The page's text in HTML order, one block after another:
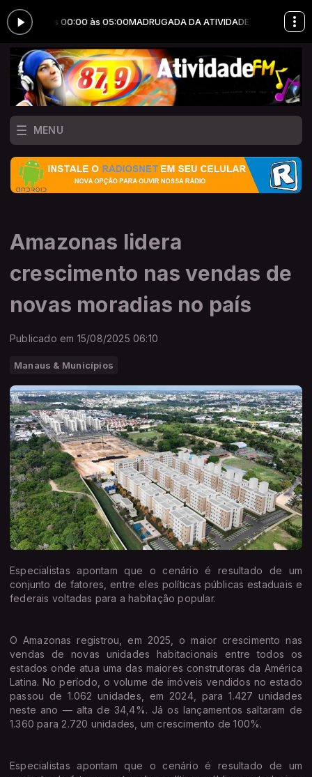
das 00:00 às 05:00MADRUGADA DA ATIVIDADE com JOTA ERRY
MENU
Amazonas lidera
crescimento nas vendas de
novas moradias no país
Publicado em 15/08/2025 06:10
Manaus & Municípios
Especialistas apontam que o cenário é resultado de um
conjunto de fatores, entre eles políticas públicas estaduais e
federais voltadas para a habitação popular.
O Amazonas registrou, em 2025, o maior crescimento nas
vendas de novas unidades habitacionais entre todos os
estados onde atua uma das maiores construtoras da América
Latina. No período, o volume de imóveis vendidos no estado
passou de 1.062 unidades, em 2024, para 1.427 unidades
neste ano — alta de 34,4%. Já os lançamentos saltaram de
1.360 para 2.720 unidades, um crescimento de 100%.
Especialistas apontam que o cenário é resultado de um